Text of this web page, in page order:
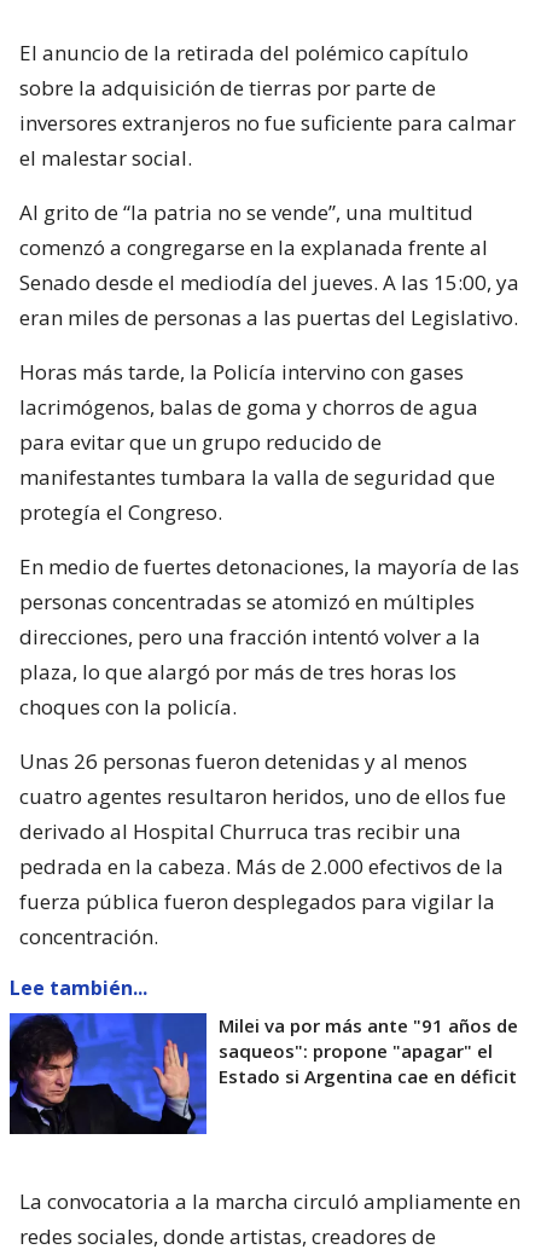
El anuncio de la retirada del polémico capítulo
sobre la adquisición de tierras por parte de
inversores extranjeros no fue suficiente para calmar
el malestar social.
Al grito de “la patria no se vende”, una multitud
comenzó a congregarse en la explanada frente al
Senado desde el mediodía del jueves. A las 15:00, ya
eran miles de personas a las puertas del Legislativo.
Horas más tarde, la Policía intervino con gases
lacrimógenos, balas de goma y chorros de agua
para evitar que un grupo reducido de
manifestantes tumbara la valla de seguridad que
protegía el Congreso.
En medio de fuertes detonaciones, la mayoría de las
personas concentradas se atomizó en múltiples
direcciones, pero una fracción intentó volver a la
plaza, lo que alargó por más de tres horas los
choques con la policía.
Unas 26 personas fueron detenidas y al menos
cuatro agentes resultaron heridos, uno de ellos fue
derivado al Hospital Churruca tras recibir una
pedrada en la cabeza. Más de 2.000 efectivos de la
fuerza pública fueron desplegados para vigilar la
concentración.
Lee también...
Milei va por más ante "91 años de
saqueos": propone "apagar" el
Estado si Argentina cae en déficit
La convocatoria a la marcha circuló ampliamente en
redes sociales, donde artistas, creadores de